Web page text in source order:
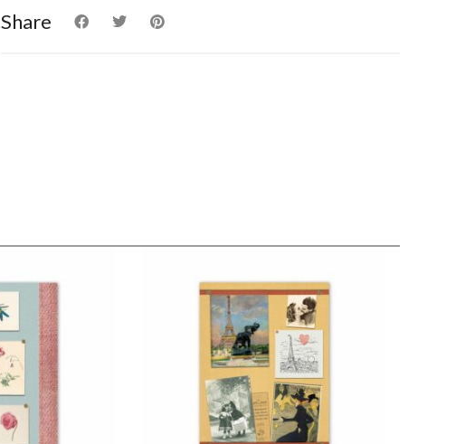
Share